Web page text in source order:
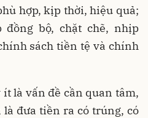
hợp, kịp thời, hiệu quả;
đồng bộ, chặt chẽ, nhịp
sách tiền tệ và chính
là vấn đề cần quan tâm,
đưa tiền ra có trúng, có